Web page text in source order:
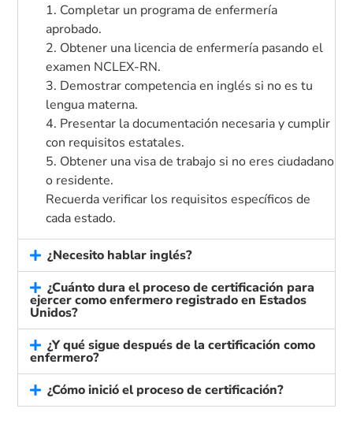
1. Completar un programa de enfermería
aprobado.
2. Obtener una licencia de enfermería pasando el
examen NCLEX-RN.
3. Demostrar competencia en inglés si no es tu
lengua materna.
4. Presentar la documentación necesaria y cumplir
con requisitos estatales.
5. Obtener una visa de trabajo si no eres ciudadano
o residente.
Recuerda verificar los requisitos específicos de
cada estado.
¿Necesito hablar inglés?
¿Cuánto dura el proceso de certificación para
ejercer como enfermero registrado en Estados
Unidos?
¿Y qué sigue después de la certificación como
enfermero?
¿Cómo inició el proceso de certificación?